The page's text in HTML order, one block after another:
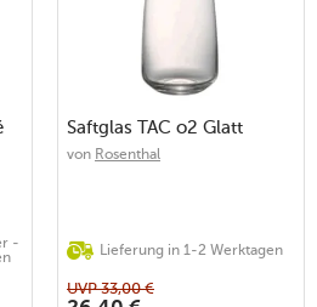
-
Saftglas TAC o2 Glatt
von Rosenthal
Lieferung in 1-2 Werktagen
UVP33,00 €